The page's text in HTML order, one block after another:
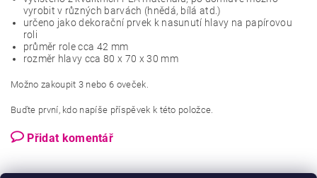
vyrobit v různých barvách (hnědá, bílá atd.)
určeno jako dekorační prvek k nasunutí hlavy na papírovou
roli
průměr role cca 42 mm
rozměr hlavy cca 80 x 70 x 30 mm
Možno zakoupit 3 nebo 6 oveček.
Buďte první, kdo napíše příspěvek k této položce.
Přidat komentář